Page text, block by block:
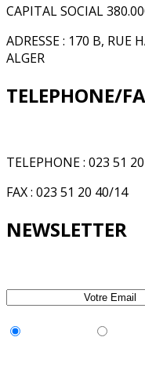
CAPITAL SOCIAL
ADRESSE : 170 B, RUE
ALGER
TELEPHONE/
TELEPHONE : 023 51
FAX : 023 51 20 40/14
NEWSLETTER